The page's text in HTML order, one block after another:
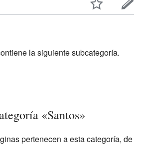
la siguiente subcategoría.
«Santos»
pertenecen a esta categoría, de